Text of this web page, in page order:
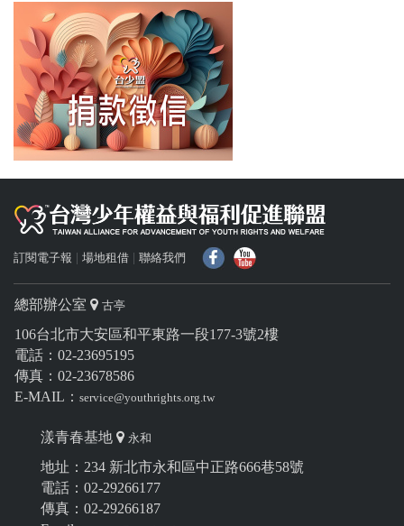
訂閱電子報 場地租借 聯絡我們
總部辦公室 古亭
106台北市大安區和平東路一段177-3號2樓
電話：02-23695195
傳真：02-23678586
E-MAIL： service@youthrights.org.tw
漾青春基地 永和
地址：234 新北市永和區中正路666巷58號
電話：02-29266177
傳真：02-29266187